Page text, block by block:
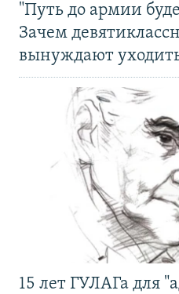
"Путь до армии
Зачем
вынуждают
15 лет ГУЛАГа для